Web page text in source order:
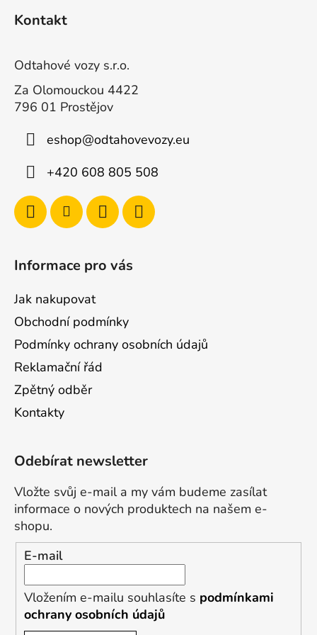
Kontakt
Odtahové vozy s.r.o.
Za Olomouckou 4422
796 01 Prostějov
eshop@odtahovevozy.eu
+420 608 805 508
Informace pro vás
Jak nakupovat
Obchodní podmínky
Podmínky ochrany osobních údajů
Reklamační řád
Zpětný odběr
Kontakty
Odebírat newsletter
Vložte svůj e-mail a my vám budeme zasílat
informace o nových produktech na našem e-
shopu.
E-mail
Vložením e-mailu souhlasíte s podmínkami
ochrany osobních údajů